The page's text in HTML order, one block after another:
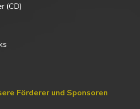
(CD)
Förderer und Sponsoren